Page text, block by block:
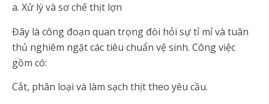
a. Xử lý và sơ chế thịt lợn
Đây là công đoạn quan trọng đòi hỏi sự tỉ mỉ và tuân
thủ nghiêm ngặt các tiêu chuẩn vệ sinh. Công việc
gồm có:
Cắt, phân loại và làm sạch thịt theo yêu cầu.